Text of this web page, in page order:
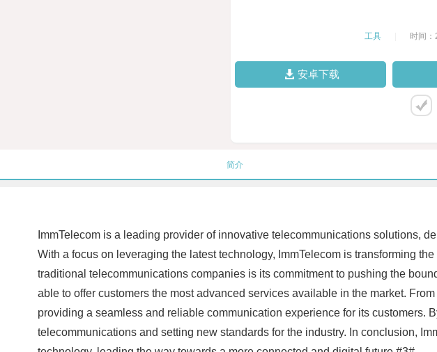
工具 时间
安卓下载
简介
ImmTelecom is a leading provider of innovative telecommunications solutions,
With a focus on leveraging the latest technology, ImmTelecom is transforming
traditional telecommunications companies is its commitment to pushing the
able to offer customers the most advanced services available in the market.
providing a seamless and reliable communication experience for its customers.
telecommunications and setting new standards for the industry. In conclusion,